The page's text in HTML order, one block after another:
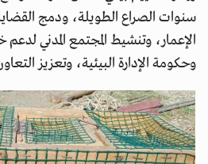
سنوات الصراع الطويلة، ودمج
الإعمار، وتنشيط المجتمع المدني
وحكومة الإدارة البيئية، وتعزيز